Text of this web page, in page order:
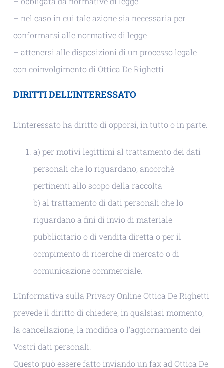
– nel caso in cui tale azione sia necessaria per
conformarsi alle normative di legge
– attenersi alle disposizioni di un processo legale
con coinvolgimento di Ottica De Righetti
DIRITTI DELL’INTERESSATO
L’interessato ha diritto di opporsi, in tutto o in parte.
a) per motivi legittimi al trattamento dei dati
personali che lo riguardano, ancorchè
pertinenti allo scopo della raccolta
b) al trattamento di dati personali che lo
riguardano a fini di invio di materiale
pubblicitario o di vendita diretta o per il
compimento di ricerche di mercato o di
comunicazione commerciale.
L’Informativa sulla Privacy Online Ottica De Righetti
prevede il diritto di chiedere, in qualsiasi momento,
la cancellazione, la modifica o l’aggiornamento dei
Vostri dati personali.
Questo può essere fatto inviando un fax ad Ottica De